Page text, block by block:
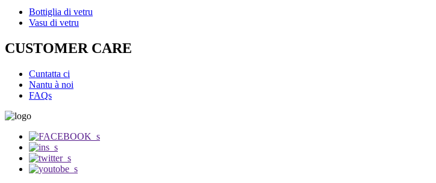
Bottiglia di vetru
Vasu di vetru
CUSTOMER CARE
Cuntatta ci
Nantu à noi
FAQs